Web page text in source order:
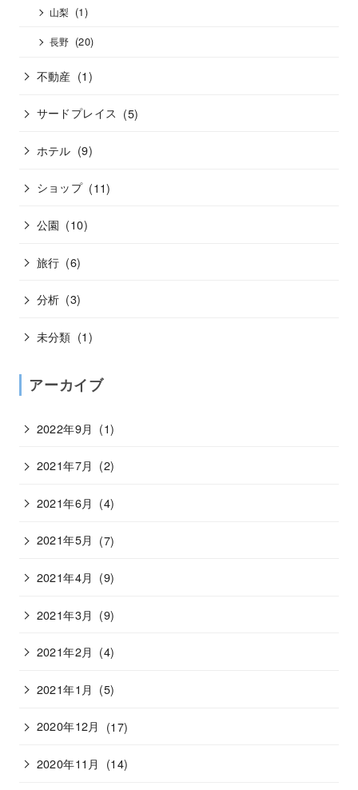
山梨 (1)
長野 (20)
不動産 (1)
サードプレイス (5)
ホテル (9)
ショップ (11)
公園 (10)
旅行 (6)
分析 (3)
未分類 (1)
アーカイブ
2022年9月 (1)
2021年7月 (2)
2021年6月 (4)
2021年5月 (7)
2021年4月 (9)
2021年3月 (9)
2021年2月 (4)
2021年1月 (5)
2020年12月 (17)
2020年11月 (14)